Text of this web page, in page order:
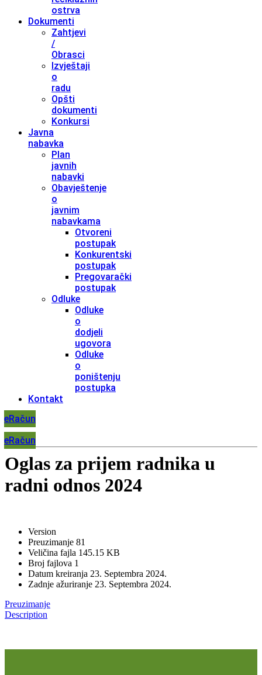
ostrva
Dokumenti
Zahtjevi
/
Obrasci
Izvještaji
o
radu
Opšti
dokumenti
Konkursi
Javna
nabavka
Plan
javnih
nabavki
Obavještenje
o
javnim
nabavkama
Otvoreni
postupak
Konkurentski
postupak
Pregovarački
postupak
Odluke
Odluke
o
dodjeli
ugovora
Odluke
o
poništenju
postupka
Kontakt
eRačun
eRačun
Oglas za prijem radnika u
radni odnos 2024
Version
Preuzimanje 81
Veličina fajla 145.15 KB
Broj fajlova 1
Datum kreiranja 23. Septembra 2024.
Zadnje ažuriranje 23. Septembra 2024.
Preuzimanje
Description